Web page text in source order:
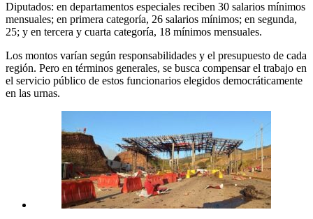
Diputados: en departamentos especiales reciben 30 salarios mínimos
mensuales; en primera categoría, 26 salarios mínimos; en segunda,
25; y en tercera y cuarta categoría, 18 mínimos mensuales.
Los montos varían según responsabilidades y el presupuesto de cada
región. Pero en términos generales, se busca compensar el trabajo en
el servicio público de estos funcionarios elegidos democráticamente
en las urnas.